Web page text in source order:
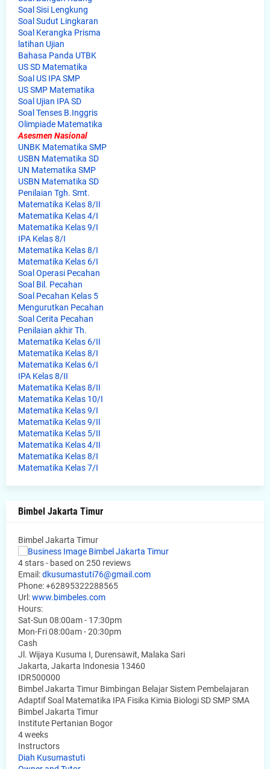
Soal Sisi Lengkung
Soal Sudut Lingkaran
Soal Kerangka Prisma
latihan Ujian
Bahasa Panda UTBK
US SD Matematika
Soal US IPA SMP
US SMP Matematika
Soal Ujian IPA SD
Soal Tenses B.Inggris
Olimpiade Matematika
Asesmen Nasional
UNBK Matematika SMP
USBN Matematika SD
UN Matematika SMP
USBN Matematika SD
Penilaian Tgh. Smt.
Matematika Kelas 8/II
Matematika Kelas 4/I
Matematika Kelas 9/I
IPA Kelas 8/I
Matematika Kelas 8/I
Matematika Kelas 6/I
Soal Operasi Pecahan
Soal Bil. Pecahan
Soal Pecahan Kelas 5
Mengurutkan Pecahan
Soal Cerita Pecahan
Penilaian akhir Th.
Matematika Kelas 6/II
Matematika Kelas 8/I
Matematika Kelas 6/I
IPA Kelas 8/II
Matematika Kelas 8/II
Matematika Kelas 10/I
Matematika Kelas 9/I
Matematika Kelas 9/II
Matematika Kelas 5/II
Matematika Kelas 4/II
Matematika Kelas 8/I
Matematika Kelas 7/I
Bimbel Jakarta Timur
Bimbel Jakarta Timur
4 stars - based on 250 reviews
Email:dkusumastuti76@gmail.com
Phone:+62895322288565
Url:www.bimbeles.com
Hours:
Sat-Sun 08:00am - 17:30pm
Mon-Fri 08:00am - 20:30pm
Cash
Jl. Wijaya Kusuma I, Durensawit, Malaka Sari
Jakarta, Jakarta Indonesia 13460
IDR500000
Bimbel Jakarta Timur Bimbingan Belajar Sistem Pembelajaran
Adaptif Soal Matematika IPA Fisika Kimia Biologi SD SMP SMA
Bimbel Jakarta Timur
Institute Pertanian Bogor
4 weeks
Instructors
Diah Kusumastuti